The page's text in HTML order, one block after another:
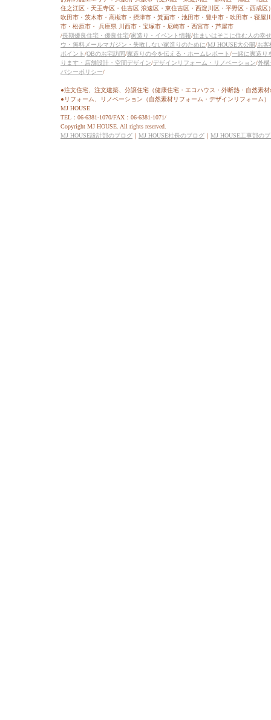
住之江区・天王寺区・住吉区 浪速区・東住吉区・西淀川区・平野区・西成区
吹田市・茨木市・高槻市・摂津市・箕面市・池田市・豊中市・吹田市・寝
市・松原市・ 兵庫県 川西市・宝塚市・尼崎市・西宮市・芦屋市
/長期優良住宅・優良住宅/家造り・イベント情報/住まいはそこに住む人の幸
ウ・無料メールマガジン・失敗しない家造りのために/MJ HOUSE大公開/お客
ポイント/OBのお宅訪問/家造りの今を伝える・ホームレポート/一緒に家造り
ります・店舗設計・空間デザイン/デザインリフォーム・リノベーション/外構
バシーポリシー/
●注文住宅、注文建築、分譲住宅（健康住宅・エコハウス・外断熱・自然素
●リフォーム、リノベーション（自然素材リフォーム・デザインリフォーム）
MJ HOUSE
TEL：06-6381-1070/FAX：06-6381-1071/
Copyright MJ HOUSE. All rights reserved.
MJ HOUSE設計部のブログ ｜ MJ HOUSE社長のブログ ｜ MJ HOUSE工事部の